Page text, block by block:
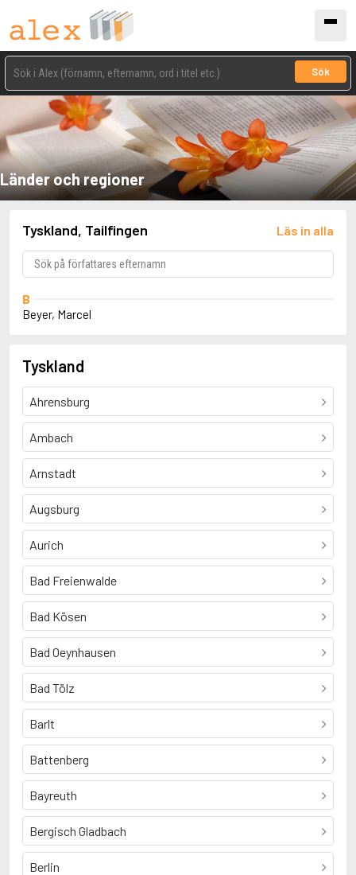
Sök
Länder och regioner
Tyskland, Tailfingen Läs in alla
B
Beyer, Marcel
Tyskland
Ahrensburg
Ambach
Arnstadt
Augsburg
Aurich
Bad Freienwalde
Bad Kösen
Bad Oeynhausen
Bad Tölz
Barlt
Battenberg
Bayreuth
Bergisch Gladbach
Berlin